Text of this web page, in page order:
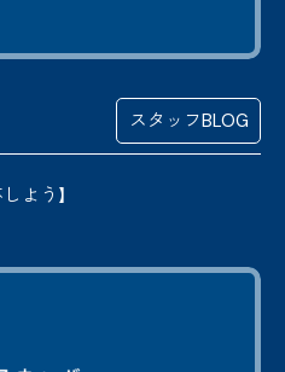
スタッフBLOG
よう】